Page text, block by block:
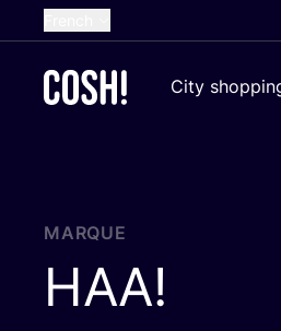
Dutch
Croatian
City
MARQUE
HAA!